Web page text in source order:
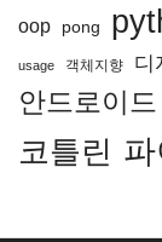
oop pong
usage 객체지향 디
안드로이드
코틀린